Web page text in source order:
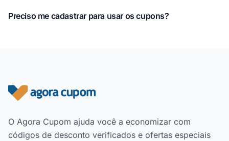
Preciso me cadastrar para usar os cupons?
Rodapé do site
O Agora Cupom ajuda você a economizar com
códigos de desconto verificados e ofertas especiais